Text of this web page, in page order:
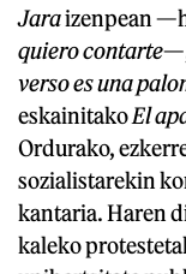
Jaraizenpean
quiero contarte—,
verso es una
eskainitakoEl
Ordurako,
sozialistarekin
kantaria. Haren
kaleko